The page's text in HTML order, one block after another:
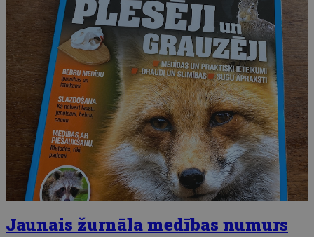
Jaunais žurnāla medības numurs